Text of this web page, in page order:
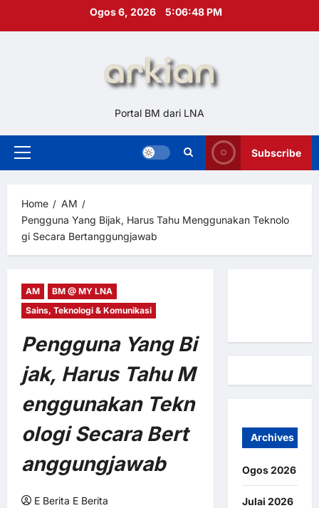
Ogos 6, 2026 5:06:49 PM
Portal BM dari LNA
Primary
Subscribe
Home
AM
Pengguna Yang Bijak, Harus Tahu Menggunakan Teknolo
gi Secara Bertanggungjawab
AM
BM @ MY LNA
Sains, Teknologi & Komunikasi
Pengguna Yang Bi
jak, Harus Tahu M
enggunakan Tekn
ologi Secara Bert
anggungjawab
E Berita E Berita
Archives
Ogos 2026
Julai 2026